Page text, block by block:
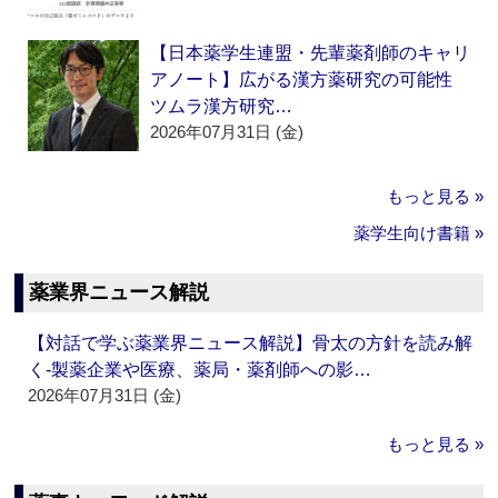
【日本薬学生連盟・先輩薬剤師のキャリ
アノート】広がる漢方薬研究の可能性
ツムラ漢方研究…
2026年07月31日 (金)
もっと見る »
薬学生向け書籍 »
薬業界ニュース解説
【対話で学ぶ薬業界ニュース解説】骨太の方針を読み解
く‐製薬企業や医療、薬局・薬剤師への影…
2026年07月31日 (金)
もっと見る »